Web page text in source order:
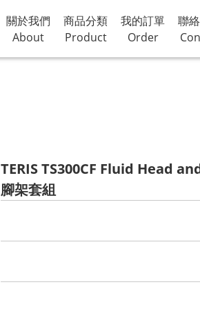
關於我們
About
商品分類
Product
我的訂單
Order
聯
TERIS TS300CF Fluid Head
腳架套組